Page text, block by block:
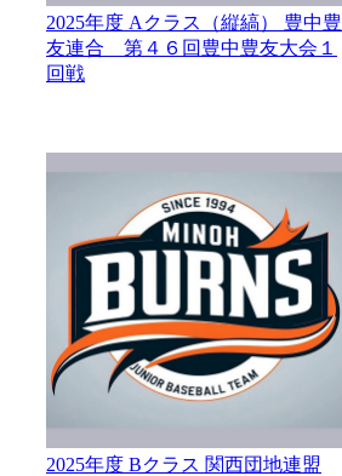
2025年度 Aクラス（縦縞） 豊中豊
友連合 第４６回豊中豊友大会１
回戦
2025年度 Bクラス 関西団地連盟